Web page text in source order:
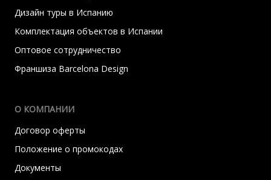
Дизайн туры в Испанию
Комплектация объектов в Испании
Оптовое сотрудничество
Франшиза Barcelona Design
О КОМПАНИИ
Договор оферты
Положение о промокодах
Документы